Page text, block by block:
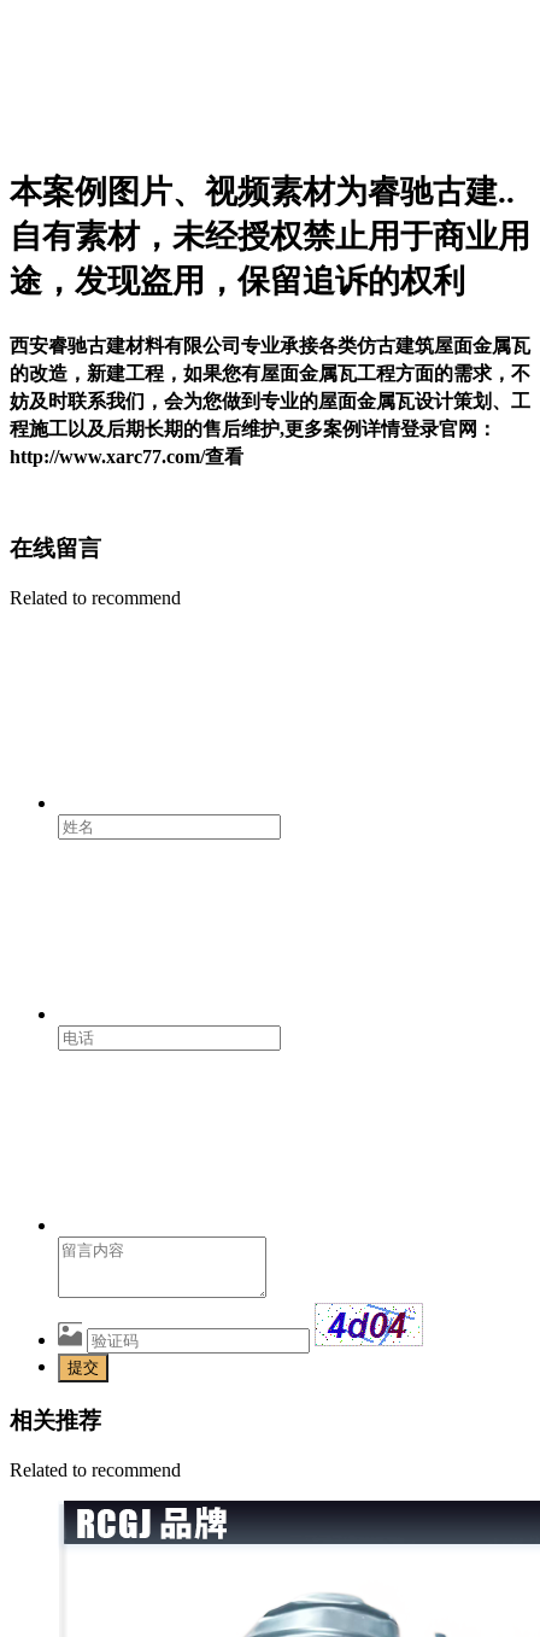
本案例图片、 视频素材为睿驰古建..
自有素材，未经授权禁止用于商业用
途，发现盗用，保留追诉的权利
西安睿驰古建材料有限公司专业承接各类仿古建筑屋面金属瓦
的改造，新建工程，如果您有屋面金属瓦工程方面的需求，不
妨及时联系我们，会为您做到专业的屋面金属瓦设计策划、工
程施工以及后期长期的售后维护,更多案例详情登录官网：
http://www.xarc77.com/查看
在线留言
Related to recommend
提交
相关推荐
Related to recommend